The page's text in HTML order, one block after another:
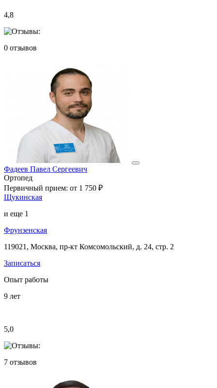
4,8
0 отзывов
Фадеев Павел Сергеевич
Ортопед
Первичный прием: от 1 750 ₽
Щукинская
и еще 1
Фрунзенская
119021, Москва, пр-кт Комсомольский, д. 24, стр. 2
Записаться
Опыт работы
9 лет
5,0
7 отзывов